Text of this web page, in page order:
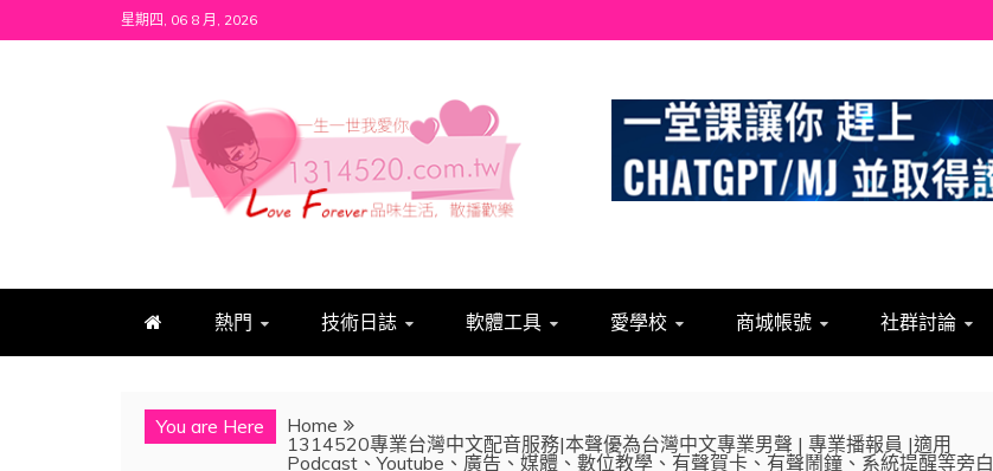
to
星期四, 06 8 月, 2026
1314520
熱門 技術日誌 軟體工具 愛學校 商城帳號 社群討論
You are Here
Home
1314520專業台灣中文配音服務|本聲優為台灣中文專業男聲 | 專業播報員 |適用
Podcast、Youtube、廣告、媒體、數位教學、有聲賀卡、有聲鬧鐘、系統提醒等旁白